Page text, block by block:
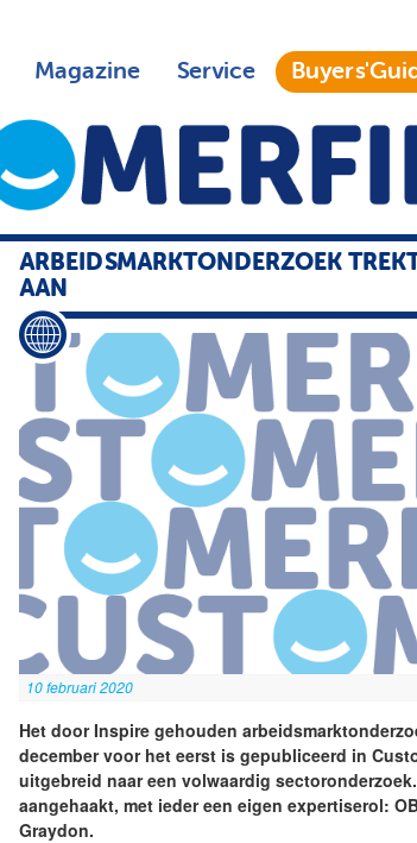
Magazine Service
ARBEIDSMARKTONDERZOEK
AAN
10 februari 2020
Het door Inspire gehouden
december voor het eerst is gepubliceerd in
uitgebreid naar een volwaardig
aangehaakt, met ieder een eigen expertiserol:
Graydon.